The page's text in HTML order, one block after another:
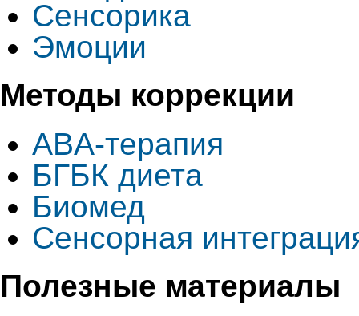
Сенсорика
Эмоции
Методы коррекции
ABA-терапия
БГБК диета
Биомед
Cенсорная
Полезные материалы